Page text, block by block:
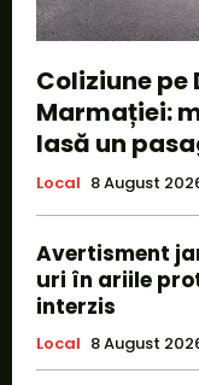
Coliziune pe
Marmației:
lasă un
Local 8 August
Avertisment
uri în ariile
interzis
Local 8 August